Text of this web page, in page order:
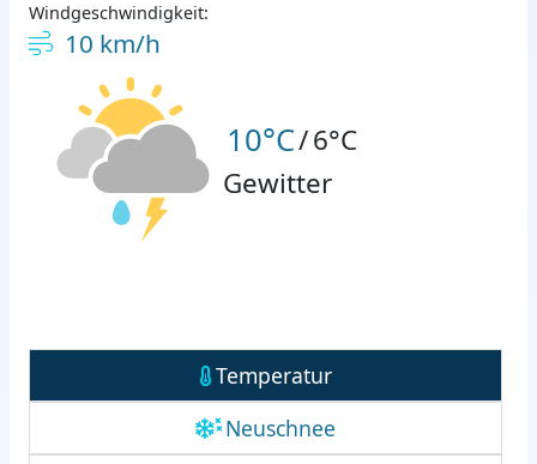
Windgeschwindigkeit:
10 km/h
10°C/6°C
Gewitter
Temperatur
Neuschnee